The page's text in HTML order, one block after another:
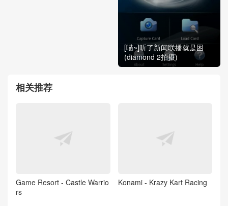
[喵~]听了新闻联播就是困
(diamond 2拍摄)
相关推荐
Game Resort - Castle Warrio
rs
Konami - Krazy Kart Racing